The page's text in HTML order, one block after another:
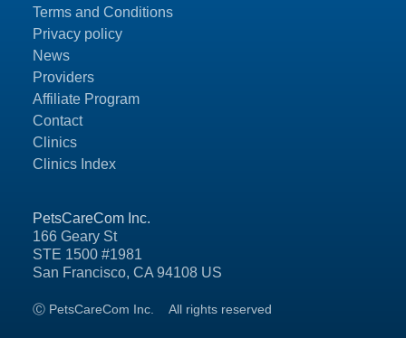
PetsCareCom Inc.
166 Geary St
STE 1500 #1981
San Francisco, CA 94108 US
Ⓒ PetsCareCom Inc. All rights reserved
Terms and Conditions
Privacy policy
News
Providers
Affiliate Program
Contact
Clinics
Clinics Index